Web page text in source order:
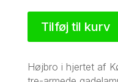
Tilføj til kurv
Højbro i hjertet af